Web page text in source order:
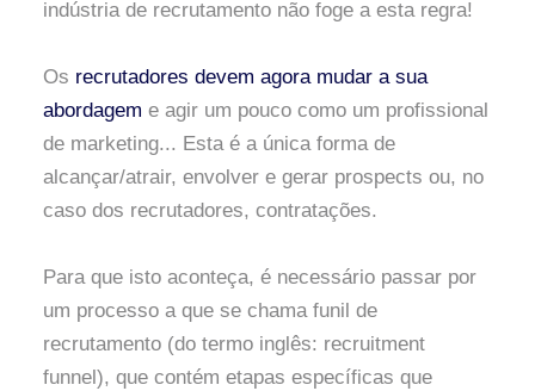
indústria de recrutamento não foge a esta regra!
Os recrutadores devem agora mudar a sua
abordagem e agir um pouco como um profissional
de marketing... Esta é a única forma de
alcançar/atrair, envolver e gerar prospects ou, no
caso dos recrutadores, contratações.
Para que isto aconteça, é necessário passar por
um processo a que se chama funil de
recrutamento (do termo inglês: recruitment
funnel), que contém etapas específicas que